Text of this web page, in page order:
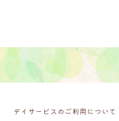
デイサービスのご利用について